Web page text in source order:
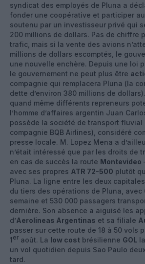
syndicat des employés de Pluna a
fonder une coopérative et participer
soutenu par un investisseur privé qui
200 millions de dollars. Pas de chiffre
trafic, mais si la vente des avions
millions de dollars escomptés, le
une nouvelle enchère. Depuis une loi
le gouvernement ne peut plus être
compagnie qui remplacera Pluna (la
dette d’environ 380 millions de
quand même différents repreneurs
l’homme d’affaires argentin Juan
possède la société de transport fluvial
compagnie BQB Airlines), considéré
presse locale. M. Lopez Mena a
n’était intéressé que par les droits de
en cas de succès la route Montevideo
avec ses propres ATR 72-500 plutôt
Pluna. La ligne entre les deux
du tiers des opérations de Pluna, avec
semaine et 530 000 passagers
dernière. Son absence a aiguisé les
d’Aerolineas Argentinas et sa filiale
passer sur cette route de 18 à 50 vols
1er août. La low cost brésilienne GOL
un vol quotidien depuis Sao Paulo
tard.